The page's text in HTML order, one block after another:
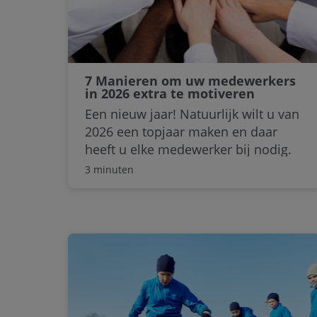
7 Manieren om uw medewerkers
in 2026 extra te motiveren
Een nieuw jaar! Natuurlijk wilt u van
2026 een topjaar maken en daar
heeft u elke medewerker bij nodig.
Hoe motiveert u uw medewerkers
zelfs een tandje bij te zetten? Deze 7
tips gaan het verschil maken!
3 minuten